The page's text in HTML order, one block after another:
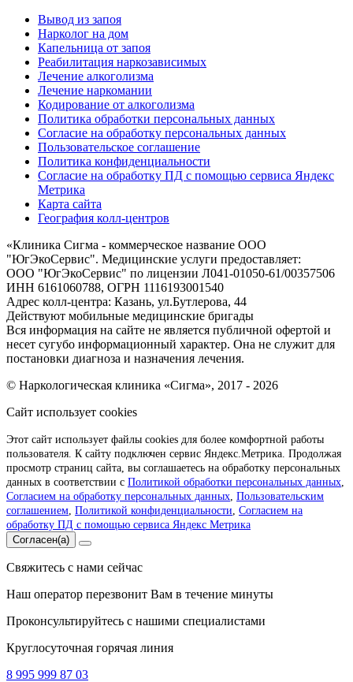
Вывод из запоя
Нарколог на дом
Капельница от запоя
Реабилитация наркозависимых
Лечение алкоголизма
Лечение наркомании
Кодирование от алкоголизма
Политика обработки персональных данных
Согласие на обработку персональных данных
Пользовательское соглашение
Политика конфиденциальности
Согласие на обработку ПД с помощью сервиса Яндекс
Метрика
Карта сайта
География колл-центров
«Клиника Сигма - коммерческое название ООО
"ЮгЭкоСервис". Медицинские услуги предоставляет:
ООО "ЮгЭкоСервис" по лицензии Л041-01050-61/00357506
ИНН 6161060788, ОГРН 1116193001540
Адрес колл-центра: Казань, ул.Бутлерова, 44
Действуют мобильные медицинские бригады
Вся информация на сайте не является публичной офертой и
несет сугубо информационный характер. Она не служит для
постановки диагноза и назначения лечения.
© Наркологическая клиника «Сигма», 2017 - 2026
Сайт использует cookies
Этот сайт использует файлы cookies для более комфортной работы
пользователя. К сайту подключен сервис Яндекс.Метрика. Продолжая
просмотр страниц сайта, вы соглашаетесь на обработку персональных
данных в соответствии с Политикой обработки персональных данных
Согласием на обработку персональных данных Пользовательским
соглашением Политикой конфиденциальности Согласием на
обработку ПД с помощью сервиса Яндекс Метрика
Согласен(а)
Свяжитесь с нами сейчас
Наш оператор перезвонит Вам в течение минуты
Проконсультируйтесь с нашими специалистами
Круглосуточная горячая линия
8 995 999 87 03